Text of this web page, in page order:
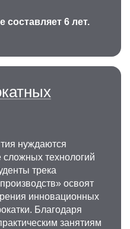
составляет 6 лет.
нуждаются
технологий
трека
освоят
инновационных
Благодаря
занятиям